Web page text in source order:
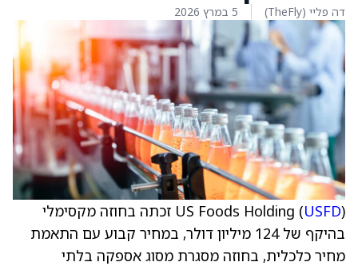
דה פליי (TheFly) 5 במרץ 2026
US Foods Holding (USFD
) זכתה בחוזה מקסימלי
בהיקף של 124 מיליון דולר, במחיר קבוע עם התאמת
מחיר כלכלית, בחוזה מסגרת מסוג אספקה בלתי